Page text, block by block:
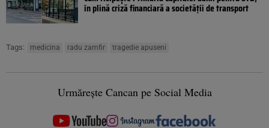
în plină criză financiară a societății de transport
Tags: medicina radu zamfir tragedie apuseni
Urmărește Cancan pe Social Media